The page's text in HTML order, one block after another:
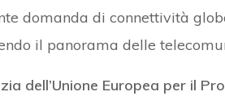
domanda di connettività
il panorama delle
dell’Unione Europea per il